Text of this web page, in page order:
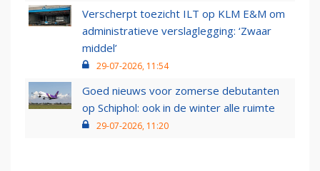
Verscherpt toezicht ILT op KLM E&M om
administratieve verslaglegging: ‘Zwaar
middel’
29-07-2026, 11:54
Goed nieuws voor zomerse debutanten
op Schiphol: ook in de winter alle ruimte
29-07-2026, 11:20